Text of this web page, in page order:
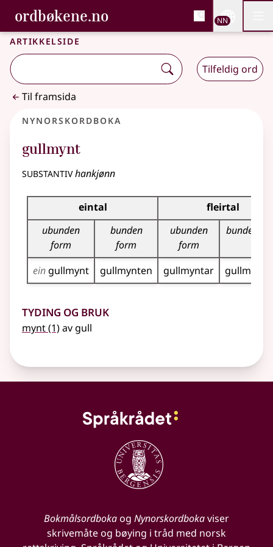
Gå til hovudinnhald
Tilgjenge
ordbøkene.no, Bokmålsordboka og
Bokmålsordboka og Nynorskordboka
NN
Artikkelside
Tilfeldig ord
Til framsida
Nynorskordboka
gullmynt
substantivhankjønn
Bøyningstabell for dette substantivet
eintal
fleirtal
ubunden
form
bunden
form
ubunden
form
bunden
ein gullmynt gullmynten gullmyntar
Tyding og bruk
mynt(1)av gull
Bokmålsordbokaog Nynorskordbokaviser
skrivemåte og bøying i tråd med norsk